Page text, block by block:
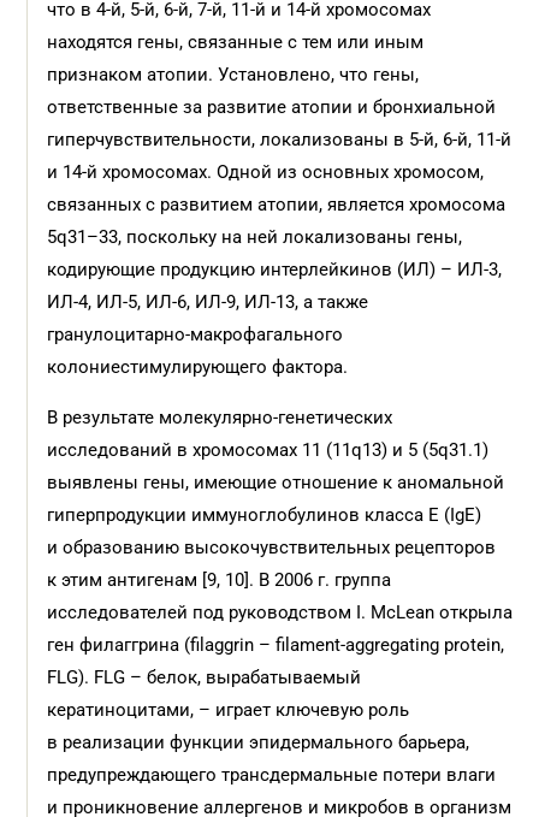
что в 4-й, 5-й, 6-й, 7-й, 11-й и 14-й хромосомах
находятся гены, связанные с тем или иным
признаком атопии. Установлено, что гены,
ответственные за развитие атопии и бронхиальной
гиперчувствительности, локализованы в 5-й, 6-й, 11-й
и 14-й хромосомах. Одной из основных хромосом,
связанных с развитием атопии, является хромосома
5q31–33, поскольку на ней локализованы гены,
кодирующие продукцию интерлейкинов (ИЛ) – ИЛ-3,
ИЛ-4, ИЛ-5, ИЛ-6, ИЛ-9, ИЛ-13, а также
гранулоцитарно-макрофагального
колониестимулирующего фактора.
В результате молекулярно-генетических
исследований в хромосомах 11 (11q13) и 5 (5q31.1)
выявлены гены, имеющие отношение к аномальной
гиперпродукции иммуноглобулинов класса Е (IgE)
и образованию высокочувствительных рецепторов
к этим антигенам [9, 10]. В 2006 г. группа
исследователей под руководством I. McLean открыла
ген филаггрина (filaggrin – filament-aggregating protein,
FLG). FLG – белок, вырабатываемый
кератиноцитами, – играет ключевую роль
в реализации функции эпидермального барьера,
предупреждающего трансдермальные потери влаги
и проникновение аллергенов и микробов в организм